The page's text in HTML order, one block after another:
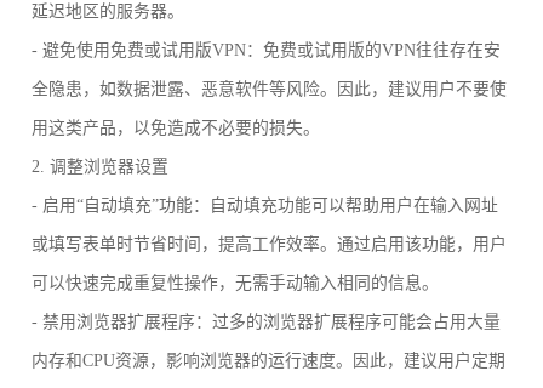
延迟地区的服务器。
- 避免使用免费或试用版VPN：免费或试用版的VPN往往存在安
全隐患，如数据泄露、恶意软件等风险。因此，建议用户不要使
用这类产品，以免造成不必要的损失。
2. 调整浏览器设置
- 启用“自动填充”功能：自动填充功能可以帮助用户在输入网址
或填写表单时节省时间，提高工作效率。通过启用该功能，用户
可以快速完成重复性操作，无需手动输入相同的信息。
- 禁用浏览器扩展程序：过多的浏览器扩展程序可能会占用大量
内存和CPU资源，影响浏览器的运行速度。因此，建议用户定期